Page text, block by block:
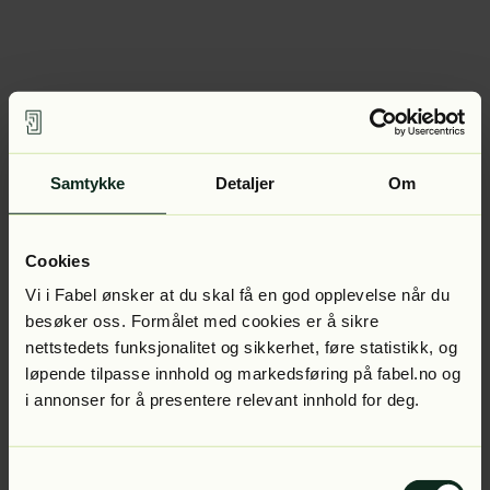
Samtykke Detaljer Om
Cookies
Vi i Fabel ønsker at du skal få en god opplevelse når du
besøker oss. Formålet med cookies er å sikre
nettstedets funksjonalitet og sikkerhet, føre statistikk, og
løpende tilpasse innhold og markedsføring på fabel.no og
i annonser for å presentere relevant innhold for deg.